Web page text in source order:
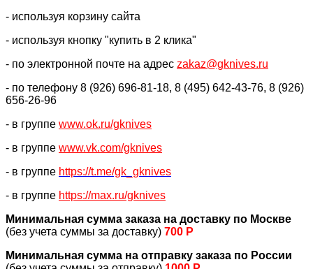
- используя корзину сайта
- используя кнопку "купить в 2 клика"
- по электронной почте на адрес zakaz@gknives.ru
- по телефону 8 (926) 696-81-18, 8 (495) 642-43-76, 8 (926)
656-26-96
- в группе www.ok.ru/gknives
- в группе www.vk.com/gknives
- в группе https://t.me/gk_gknives
- в группе https://max.ru/gknives
Минимальная сумма заказа на доставку по Москве
(без учета суммы за доставку) 700 Р
Минимальная сумма на отправку заказа по России